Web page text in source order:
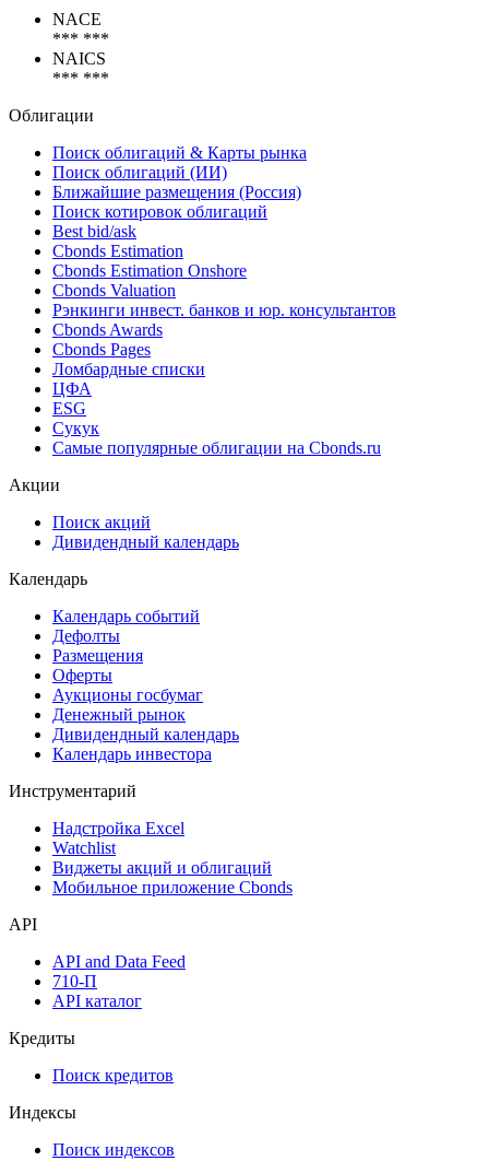
Коды
*** ***
*** ***
Облигации
Поиск облигаций & Карты рынка
Поиск облигаций (ИИ)
Ближайшие размещения (Россия)
Поиск котировок облигаций
Best bid/ask
Cbonds Estimation
Cbonds Estimation Onshore
Cbonds Valuation
Рэнкинги инвест. банков и юр. консультантов
Cbonds Awards
Cbonds Pages
Ломбардные списки
ESG
Самые популярные облигации на Cbonds.ru
Дивидендный календарь
Календарь
Календарь событий
Дефолты
Размещения
Оферты
Денежный рынок
Календарь инвестора
Инструментарий
Мобильное приложение Cbonds
API
API and Data Feed
API каталог
Кредиты
Поиск кредитов